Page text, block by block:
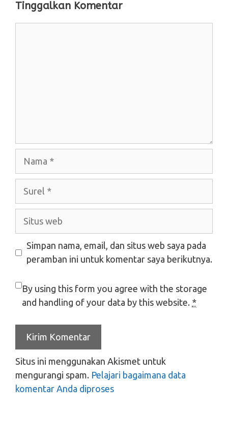
Tinggalkan Komentar
Situs
Simpan nama, email, dan situs web saya pada
peramban ini untuk komentar saya berikutnya.
By using this form you agree with the storage
and handling of your data by this website. *
Situs ini menggunakan Akismet untuk
mengurangi spam. Pelajari bagaimana data
komentar Anda diproses